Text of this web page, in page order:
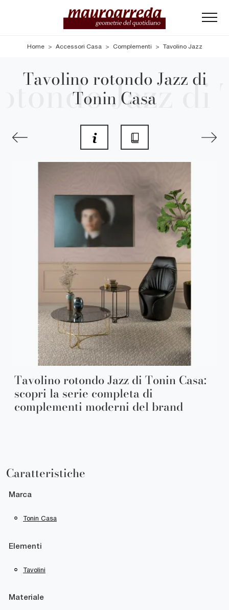
Home > Accessori Casa > Complementi > Tavolino Jazz
Tavolino rotondo Jazz di
Tonin Casa
Tavolino rotondo Jazz di Tonin Casa:
scopri la serie completa di
complementi moderni del brand
Caratteristiche
Marca
Tonin Casa
Elementi
Tavolini
Materiale